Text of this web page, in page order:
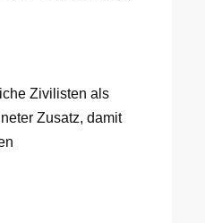
Zivilisten als
Zusatz, damit